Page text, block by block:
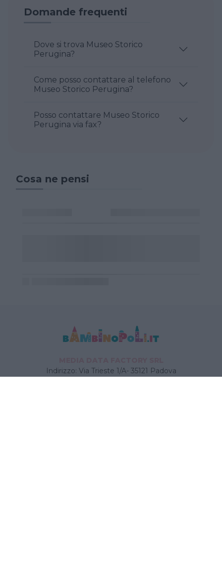
Domande frequenti
Dove si trova Museo Storico
Perugina?
Come posso contattare al telefono
Museo Storico Perugina?
Posso contattare Museo Storico
Perugina via fax?
Cosa ne pensi
Indirizzo: Via Trieste 1/A- 35121 Padova